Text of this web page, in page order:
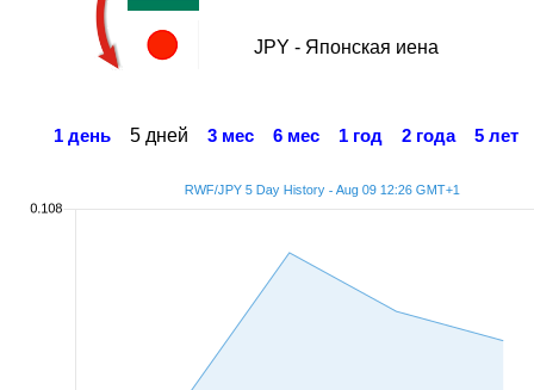
JPY - Японская иена
1 день 5 дней 3 мес 6 мес 1 год 2 года 5 лет